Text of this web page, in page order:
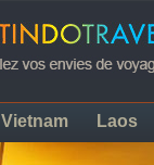
Vietnam Laos